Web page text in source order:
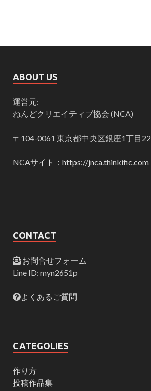
ABOUT US
運営元:
ねんどクリエイティブ協会 (NCA)
〒104-0061 東京都中央区銀座1丁目
NCAサイト：https://jnca.thinkific.com
CONTACT
お問合せフォーム
Line ID: myn2651p
よくあるご質問
CATEGOLIES
作り方
投稿作品集